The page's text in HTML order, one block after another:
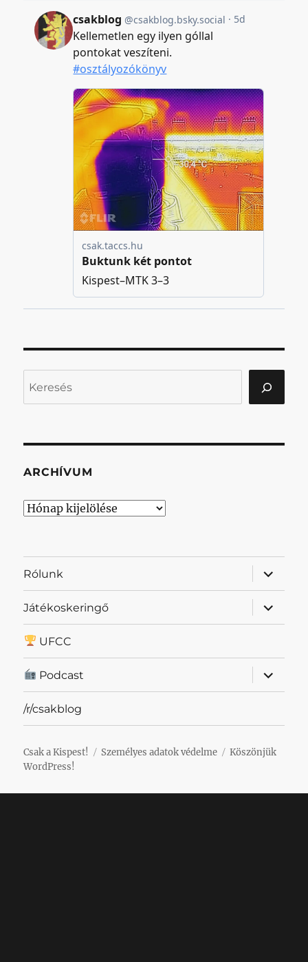
ARCHÍVUM
Archívum
Rólunk
almenü
Játékoskeringő
almenü
UFCC
Podcast
almenü
/r/csakblog
Csak a Kispest! Személyes adatok védelme
Köszönjük
WordPress!